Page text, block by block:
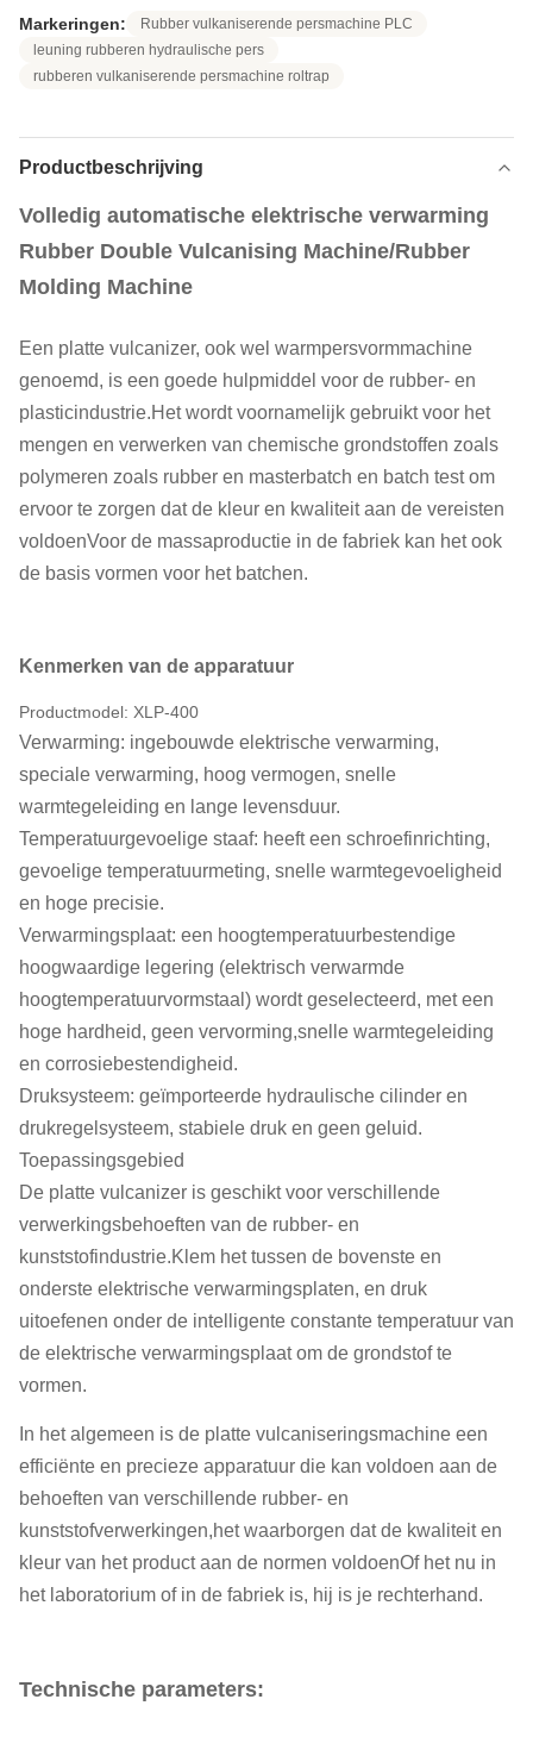
Markeringen:
Rubber vulkaniserende persmachine PLC
leuning rubberen hydraulische pers
rubberen vulkaniserende persmachine roltrap
Productbeschrijving
Volledig automatische elektrische verwarming
Rubber Double Vulcanising Machine/Rubber
Molding Machine
Een platte vulcanizer, ook wel warmpersvormmachine
genoemd, is een goede hulpmiddel voor de rubber- en
plasticindustrie.Het wordt voornamelijk gebruikt voor het
mengen en verwerken van chemische grondstoffen zoals
polymeren zoals rubber en masterbatch en batch test om
ervoor te zorgen dat de kleur en kwaliteit aan de vereisten
voldoenVoor de massaproductie in de fabriek kan het ook
de basis vormen voor het batchen.
Kenmerken van de apparatuur
Productmodel: XLP-400
Verwarming: ingebouwde elektrische verwarming,
speciale verwarming, hoog vermogen, snelle
warmtegeleiding en lange levensduur.
Temperatuurgevoelige staaf: heeft een schroefinrichting,
gevoelige temperatuurmeting, snelle warmtegevoeligheid
en hoge precisie.
Verwarmingsplaat: een hoogtemperatuurbestendige
hoogwaardige legering (elektrisch verwarmde
hoogtemperatuurvormstaal) wordt geselecteerd, met een
hoge hardheid, geen vervorming,snelle warmtegeleiding
en corrosiebestendigheid.
Druksysteem: geïmporteerde hydraulische cilinder en
drukregelsysteem, stabiele druk en geen geluid.
Toepassingsgebied
De platte vulcanizer is geschikt voor verschillende
verwerkingsbehoeften van de rubber- en
kunststofindustrie.Klem het tussen de bovenste en
onderste elektrische verwarmingsplaten, en druk
uitoefenen onder de intelligente constante temperatuur van
de elektrische verwarmingsplaat om de grondstof te
vormen.
In het algemeen is de platte vulcaniseringsmachine een
efficiënte en precieze apparatuur die kan voldoen aan de
behoeften van verschillende rubber- en
kunststofverwerkingen,het waarborgen dat de kwaliteit en
kleur van het product aan de normen voldoenOf het nu in
het laboratorium of in de fabriek is, hij is je rechterhand.
Technische parameters: